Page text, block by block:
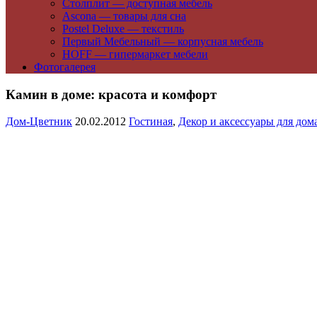
Столплит — доступная мебель
Ascona — товары для сна
Postel Deluxe — текстиль
Первый Мебельный — корпусная мебель
HOFF — гипермаркет мебели
Фотогалерея
Камин в доме: красота и комфорт
Дом-Цветник 20.02.2012 Гостиная, Декор и аксессуары для